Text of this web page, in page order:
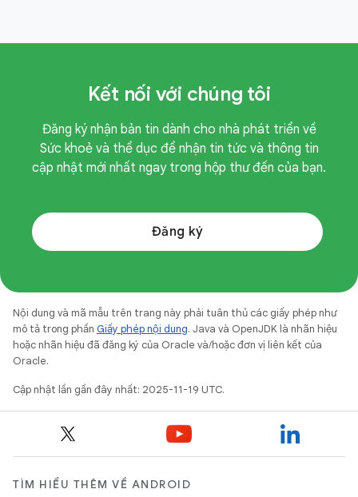
Kết nối với chúng tôi
Đăng ký nhận bản tin dành cho nhà phát triển về
Sức khoẻ và thể dục để nhận tin tức và thông tin
cập nhật mới nhất ngay trong hộp thư đến của bạn.
Đăng ký
Nội dung và mã mẫu trên trang này phải tuân thủ các giấy phép như
mô tả trong phần Giấy phép nội dung. Java và OpenJDK là nhãn hiệu
hoặc nhãn hiệu đã đăng ký của Oracle và/hoặc đơn vị liên kết của
Oracle.
Cập nhật lần gần đây nhất: 2025-11-19 UTC.
TÌM HIỂU THÊM VỀ ANDROID